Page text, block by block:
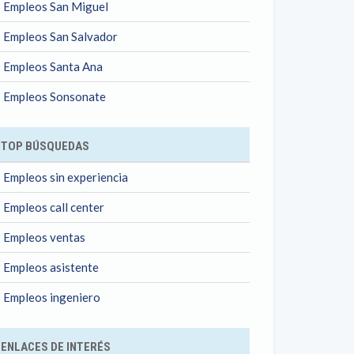
Empleos San Miguel
Empleos San Salvador
Empleos Santa Ana
Empleos Sonsonate
TOP BÚSQUEDAS
Empleos sin experiencia
Empleos call center
Empleos ventas
Empleos asistente
Empleos ingeniero
ENLACES DE INTERÉS